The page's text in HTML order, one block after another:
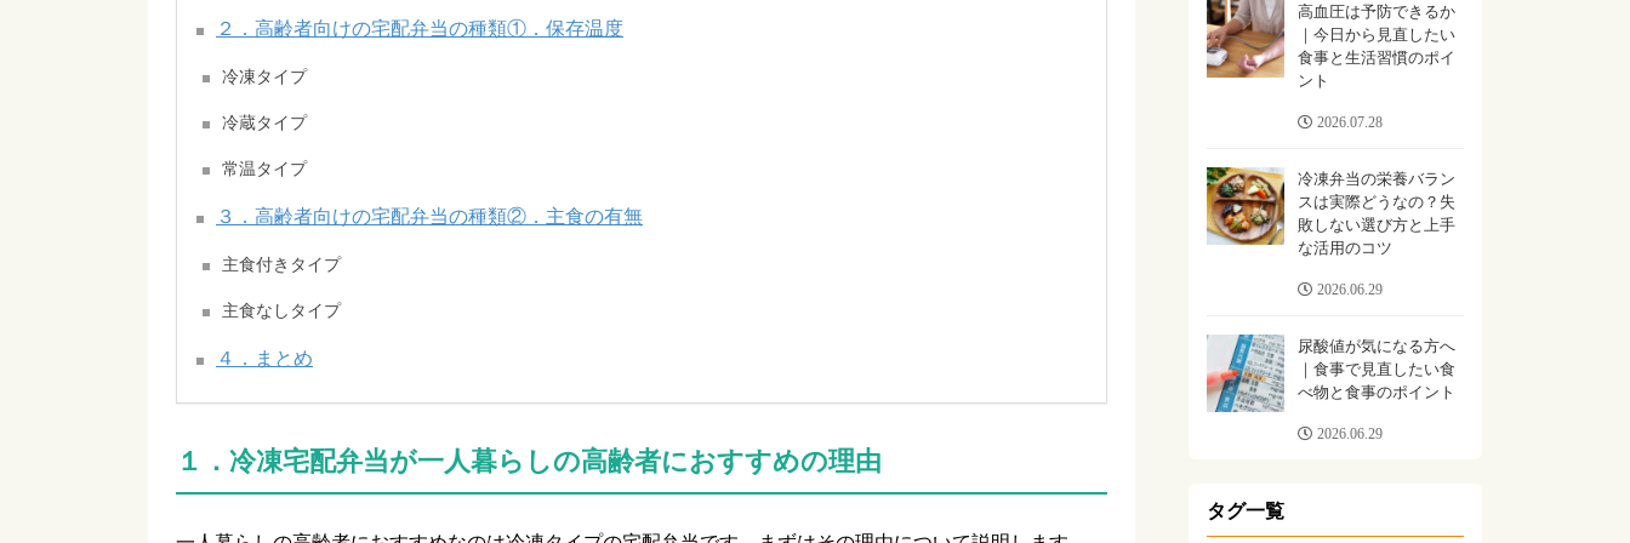
２．高齢者向けの宅配弁当の種類①．保存温度
冷凍タイプ
冷蔵タイプ
常温タイプ
３．高齢者向けの宅配弁当の種類②．主食の有無
主食付きタイプ
主食なしタイプ
４．まとめ
１．冷凍宅配弁当が一人暮らしの高齢者におすすめの理由
高血圧は予防できるか
｜今日から見直したい
食事と生活習慣のポイ
ント
2026.07.28
冷凍弁当の栄養バラン
スは実際どうなの？失
敗しない選び方と上手
な活用のコツ
2026.06.29
尿酸値が気になる方へ
｜食事で見直したい食
べ物と食事のポイント
2026.06.29
タグ一覧